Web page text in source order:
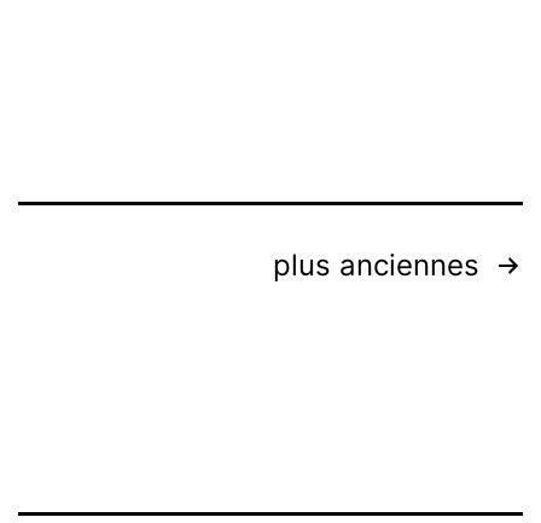
plus anciennes